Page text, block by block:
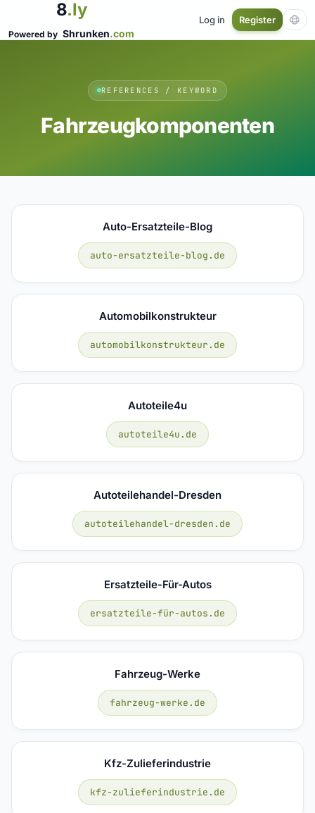
8.ly
Powered by Shrunken.com
Log in Register
REFERENCES / KEYWORD
Fahrzeugkomponenten
Auto-Ersatzteile-Blog
auto-ersatzteile-blog.de
Automobilkonstrukteur
automobilkonstrukteur.de
Autoteile4u
autoteile4u.de
Autoteilehandel-Dresden
autoteilehandel-dresden.de
Ersatzteile-Für-Autos
ersatzteile-für-autos.de
Fahrzeug-Werke
fahrzeug-werke.de
Kfz-Zulieferindustrie
kfz-zulieferindustrie.de